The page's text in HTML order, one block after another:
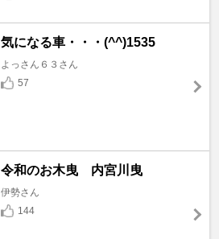
気になる車・・・(^^)1535
よっさん６３さん
57
令和のお木曳 内宮川曳
伊勢さん
144